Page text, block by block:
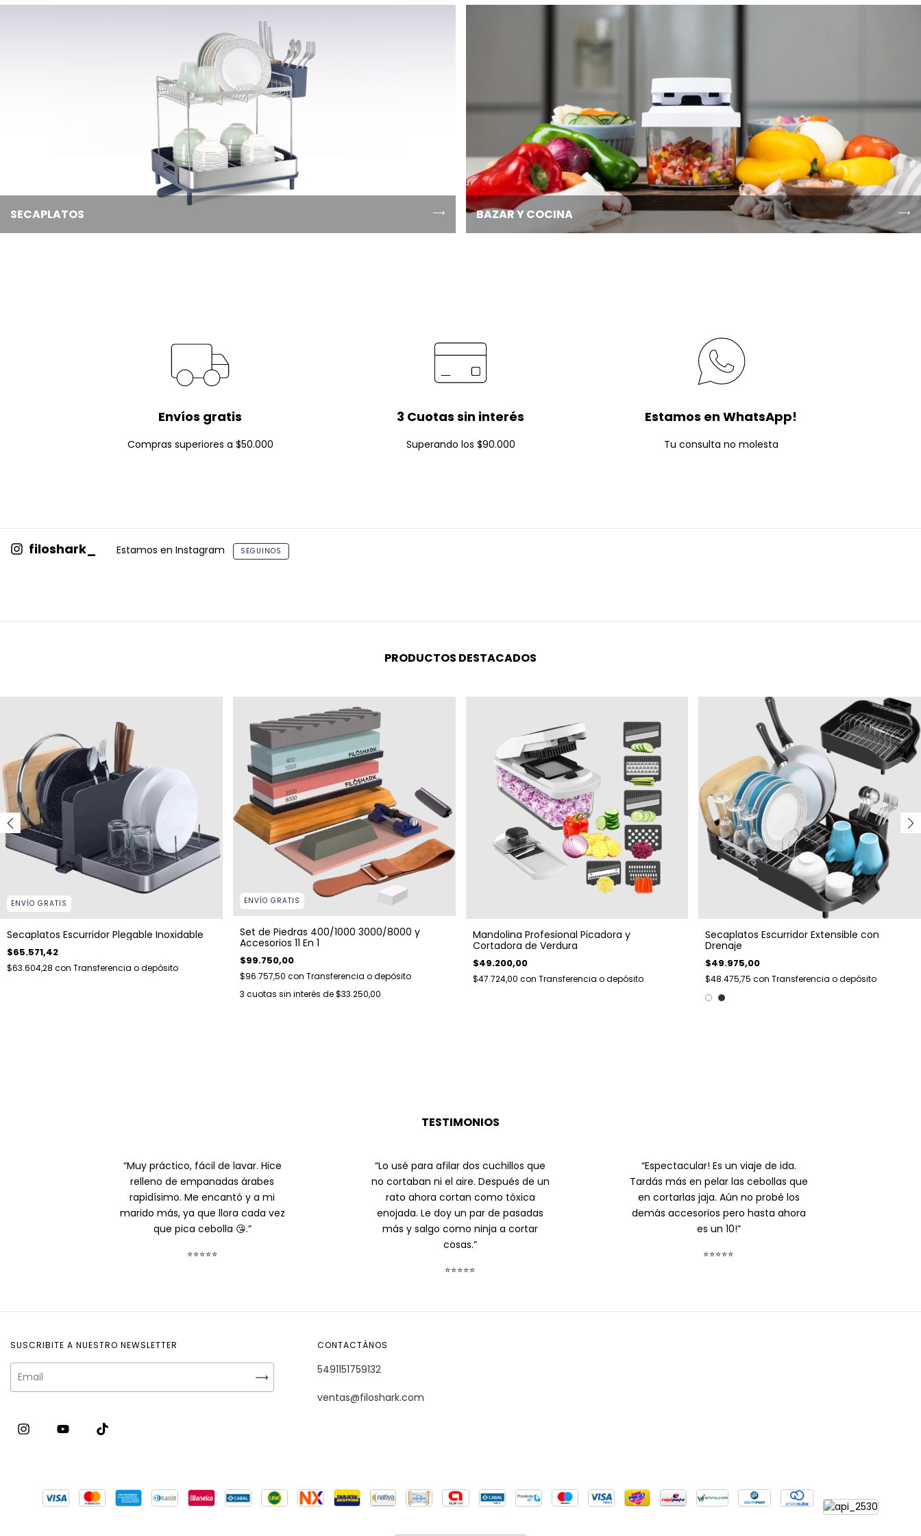
SECAPLATOS BAZAR Y COCINA
Envíos gratis
Compras superiores a $50.000
3 Cuotas sin interés
Superando los $90.000
Estamos en WhatsApp!
Tu consulta no molesta
filoshark_ Estamos en Instagram SEGUINOS
PRODUCTOS DESTACADOS
ENVÍO GRATIS
Secaplatos Escurridor Plegable Inoxidable
$65.571,42
$63.604,28 con Transferencia o depósito
ENVÍO GRATIS
Set de Piedras 400/1000 3000/8000 y
Accesorios 11 En 1
$99.750,00
$96.757,50 con Transferencia o depósito
3 cuotas sin interés de$33.250,00
Mandolina Profesional Picadora y
Cortadora de Verdura
$49.200,00
$47.724,00 con Transferencia o depósito
Secaplatos Escurridor Extensible con
Drenaje
$49.975,00
$48.475,75con Transferencia o depósito
TESTIMONIOS
“Muy práctico, fácil de lavar. Hice
relleno de empanadas árabes
rapidísimo. Me encantó y a mi
marido más, ya que llora cada vez
que pica cebolla 😘.”
⭐⭐⭐⭐⭐
“Lo usé para afilar dos cuchillos que
no cortaban ni el aire. Después de un
rato ahora cortan como tóxica
enojada. Le doy un par de pasadas
más y salgo como ninja a cortar
cosas.”
⭐⭐⭐⭐⭐
“Espectacular! Es un viaje de ida.
Tardás más en pelar las cebollas que
en cortarlas jaja. Aún no probé los
demás accesorios pero hasta ahora
es un 10!”
⭐⭐⭐⭐⭐
SUSCRIBITE A NUESTRO NEWSLETTER CONTACTÁNOS
5491151759132
ventas@filoshark.com